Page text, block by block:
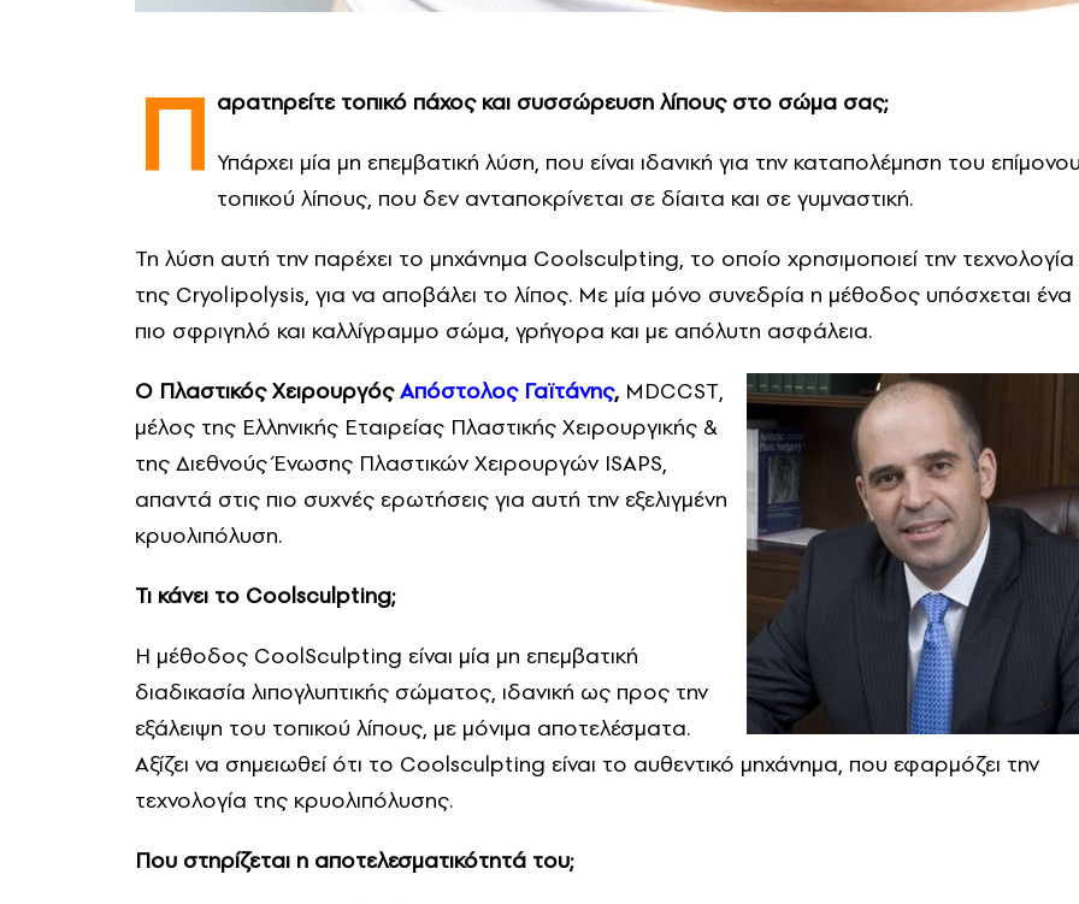
Π αρατηρείτε τοπικό πάχος και συσσώρευση λίπους στο σώμα σας;
Υπάρχει μία μη επεμβατική λύση, που είναι ιδανική για την καταπολέμηση του
τοπικού λίπους, που δεν ανταποκρίνεται σε δίαιτα και σε γυμναστική.
Τη λύση αυτή την παρέχει το μηχάνημα Coolsculpting, το οποίο χρησιμοποιεί την τεχνολογία
της Cryolipolysis, για να αποβάλει το λίπος. Με μία μόνο συνεδρία η μέθοδος υπόσχεται ένα
πιο σφριγηλό και καλλίγραμμο σώμα, γρήγορα και με απόλυτη ασφάλεια.
Ο Πλαστικός ΧειρουργόςΑπόστολος Γαϊτάνης, MDCCST,
μέλος της Ελληνικής Εταιρείας Πλαστικής Χειρουργικής &
της Διεθνούς Ένωσης Πλαστικών Χειρουργών ISAPS,
απαντά στις πιο συχνές ερωτήσεις για αυτή την εξελιγμένη
κρυολιπόλυση.
Τι κάνει το Coolsculpting;
Η μέθοδος CoolSculpting είναι μία μη επεμβατική
διαδικασία λιπογλυπτικής σώματος, ιδανική ως προς την
εξάλειψη του τοπικού λίπους, με μόνιμα αποτελέσματα.
Αξίζει να σημειωθεί ότι το Coolsculpting είναι το αυθεντικό μηχάνημα, που εφαρμόζει την
τεχνολογία της κρυολιπόλυσης.
Που στηρίζεται η αποτελεσματικότητά του;